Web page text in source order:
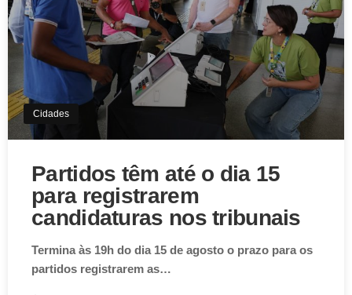
Cidades
Partidos têm até o dia 15
para registrarem
candidaturas nos tribunais
Termina às 19h do dia 15 de agosto o prazo para os
partidos registrarem as…